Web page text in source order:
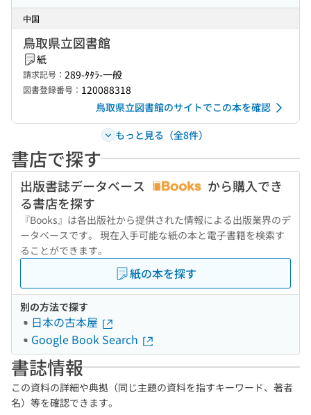
中国
鳥取県立図書館
紙
請求記号： 289-ﾀﾀﾗ-一般
図書登録番号： 120088318
鳥取県立図書館のサイトでこの本を確認
もっと見る（全8件）
書店で探す
出版書誌データベース
から購入でき
る書店を探す
『Books』は各出版社から提供された情報による出版業界のデ
ータベースです。 現在入手可能な紙の本と電子書籍を検索す
ることができます。
紙の本を探す
別の方法で探す
日本の古本屋
Google Book Search
書誌情報
この資料の詳細や典拠（同じ主題の資料を指すキーワード、著者
名）等を確認できます。